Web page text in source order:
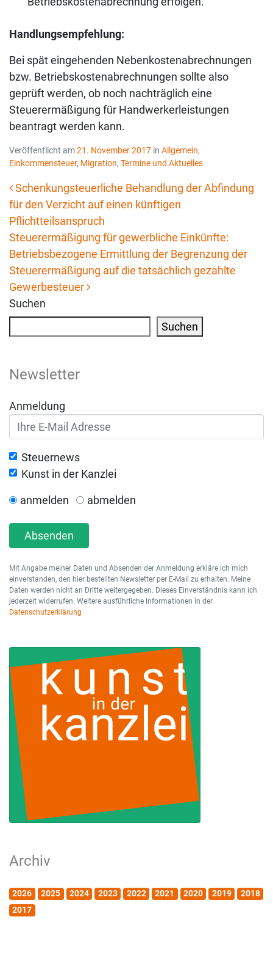
Handlungsempfehlung:
Bei spät eingehenden Nebenkostenabrechnungen
bzw. Betriebskostenabrechnungen sollte also
geprüft werden, ob noch nachträglich eine
Steuerermäßigung für Handwerkerleistungen
beantragt werden kann.
Veröffentlicht am21. November 2017 in Allgemein,
Einkommensteuer, Migration, Termine und Aktuelles
Beitrags-Navigation
Schenkungsteuerliche Behandlung der Abfindung
für den Verzicht auf einen künftigen
Pflichtteilsanspruch
Steuerermäßigung für gewerbliche Einkünfte:
Betriebsbezogene Ermittlung der Begrenzung der
Steuerermäßigung auf die tatsächlich gezahlte
Gewerbesteuer
Suchen
Suchen
Newsletter
Anmeldung
Steuernews
Kunst in der Kanzlei
anmelden abmelden
Absenden
Mit Angabe meiner Daten und Absenden der Anmeldung erkläre ich mich
einverstanden, den hier bestellten Newsletter per E-Mail zu erhalten. Meine
Daten werden nicht an Dritte weitergegeben. Dieses Einverständnis kann ich
jederzeit widerrufen. Weitere ausführliche Informationen in der
Datenschutzerklärung
Archiv
2026 2025 2024 2023 2022 2021 2020 2019
2018
2017